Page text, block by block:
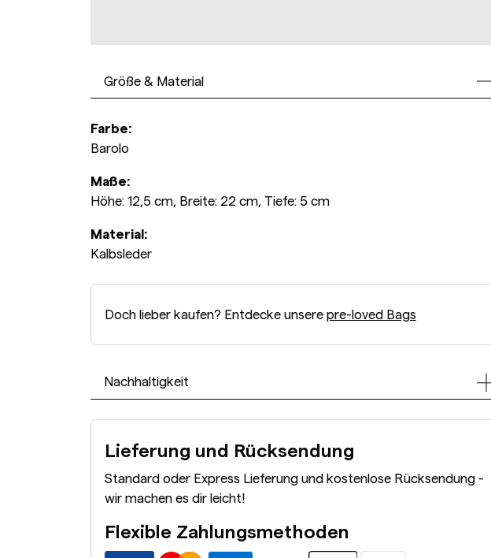
Größe & Material
Farbe:
Barolo
Maße:
Höhe: 12,5 cm, Breite: 22 cm, Tiefe: 5 cm
Material:
Kalbsleder
Doch lieber kaufen? Entdecke unsere pre-loved Bags
Nachhaltigkeit
Lieferung und Rücksendung
Standard oder Express Lieferung und kostenlose Rücksendung -
wir machen es dir leicht!
Flexible Zahlungsmethoden